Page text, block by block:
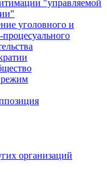
"управляемой
уголовного и
процесуального
организаций